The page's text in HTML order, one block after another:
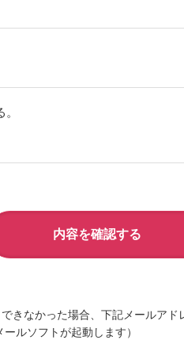
きなかった場合、下記メールア
ールソフトが起動します）